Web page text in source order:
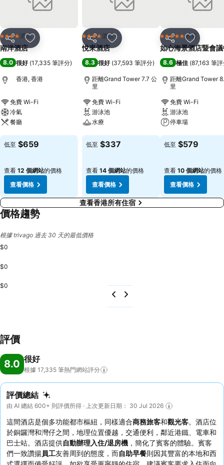
分享 放到收藏夾
4 星級 酒店
南洋酒店
8.0 很好 (17,335 筆評分)
香港, 香港
免費 Wi-Fi
冷氣
餐廳
查看價格
低至 $659
查看 12 個網站的價格
查看價格
分享 放到收藏夾
4 星級 酒店
悅來酒店
8.3 很好 (37,593 筆評分)
距離Grand Tower 7.7 公
里
免費 Wi-Fi
游泳池
水療
查看價格
低至 $337
查看 14 個網站的價格
查看價格
分享 放到收藏
5 星級 酒店
如心海景酒店暨會
8.6 極佳 (87,163 筆
距離Grand Tower
里
免費 Wi-Fi
游泳池
停車場
查看價格
低至 $579
查看 10 個網站的價格
查看價格
查看香港所有住宿
價格趨勢
根據 trivago 過去 30 天的最低價格
$0
$0
$0
評價
8.0 很好
根據 17,335 筆熱門網站評分
評價總結
由 AI 總結 600+ 則評價所得 · 上次更新日期： 30 Jul 2026
這間酒店是個多功能都市樞紐，同樣適合商務旅客和觀光客。酒店位
於銅鑼灣和灣仔之間，地理位置優越，交通便利，鄰近港鐵、電車和
巴士站。酒店提供自動辦理入住/退房機 ，簡化了賓客的體驗。賓客
們一致讚揚員工友善周到的態度，而自助早餐則因其豐富的本地和西